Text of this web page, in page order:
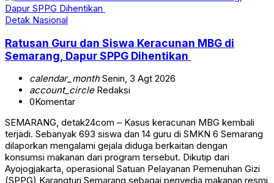
Detak Nasional
Ratusan Guru dan Siswa Keracunan MBG di
Semarang, Dapur SPPG Dihentikan
calendar_monthSenin, 3 Agt 2026
account_circleRedaksi
0Komentar
SEMARANG, detak24com – Kasus keracunan MBG kembali
terjadi. Sebanyak 693 siswa dan 14 guru di SMKN 6 Semarang
dilaporkan mengalami gejala diduga berkaitan dengan
konsumsi makanan dari program tersebut. Dikutip dari
Ayojogjakarta, operasional Satuan Pelayanan Pemenuhan Gizi
(SPPG) Karangturi Semarang sebagai penyedia makanan resmi